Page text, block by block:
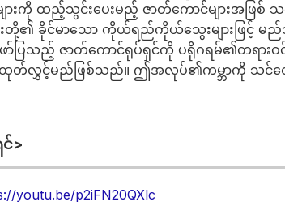
ားကို ထည့်သွင်းပေးမည့် ဇာတ်ကောင်များအဖ
းတို့၏ ခိုင်မာသော ကိုယ်ရည်ကိုယ်သွေးများဖြင့် မ
ပြသည့် ဇာတ်ကောင်ရုပ်ရှင်ကို ပရိုဂရမ်၏တရားဝင်
ထုတ်လွှင့်မည်ဖြစ်သည်။ ဤအလုပ်၏ကမ္ဘာကို သင်တွ
>
youtu.be/p2iFN20QXlc